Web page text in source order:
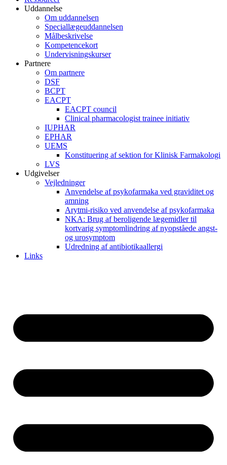
Uddannelse
Om uddannelsen
Speciallægeuddannelsen
Målbeskrivelse
Kompetencekort
Undervisningskurser
Partnere
Om partnere
DSF
BCPT
EACPT
EACPT council
Clinical pharmacologist trainee initiativ
IUPHAR
EPHAR
UEMS
Konstituering af sektion for Klinisk Farmakologi
LVS
Udgivelser
Vejledninger
Anvendelse af psykofarmaka ved graviditet og
amning
Arytmi-risiko ved anvendelse af psykofarmaka
NKA: Brug af beroligende lægemidler til
kortvarig symptomlindring af nyopståede angst-
og urosymptom
Udredning af antibiotikaallergi
Links